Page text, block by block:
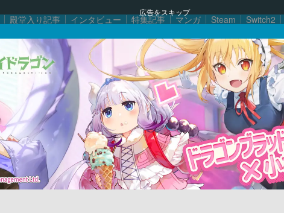
広告をスキップ
殿堂入り記事 インタビュー 特集記事 マンガ Steam Switch2